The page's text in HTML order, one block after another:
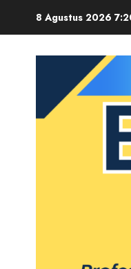
8 Agustus 2026